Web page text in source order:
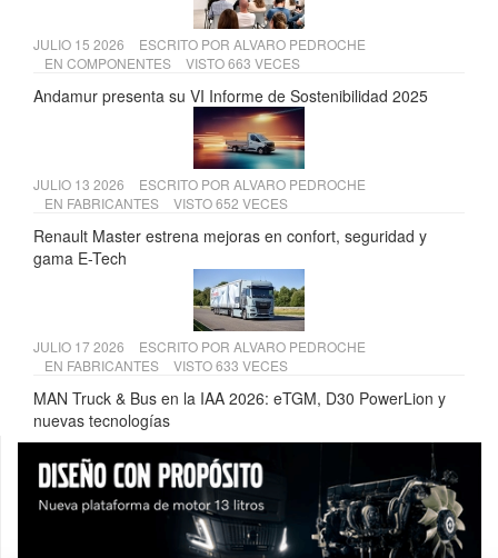
JULIO 15 2026 ESCRITO POR ALVARO PEDROCHE
EN COMPONENTES VISTO 663 VECES
Andamur presenta su VI Informe de Sostenibilidad 2025
JULIO 13 2026 ESCRITO POR ALVARO PEDROCHE
EN FABRICANTES VISTO 652 VECES
Renault Master estrena mejoras en confort, seguridad y
gama E-Tech
JULIO 17 2026 ESCRITO POR ALVARO PEDROCHE
EN FABRICANTES VISTO 633 VECES
MAN Truck & Bus en la IAA 2026: eTGM, D30 PowerLion y
nuevas tecnologías